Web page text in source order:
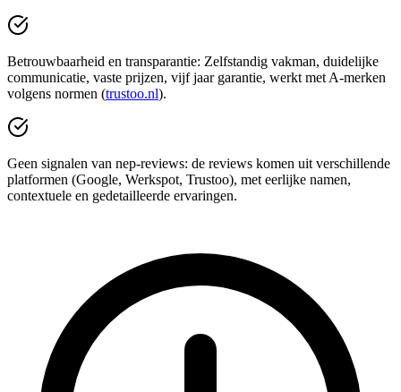
Betrouwbaarheid en transparantie: Zelfstandig vakman, duidelijke
communicatie, vaste prijzen, vijf jaar garantie, werkt met A‑merken
volgens normen (trustoo.nl).
Geen signalen van nep‑reviews: de reviews komen uit verschillende
platformen (Google, Werkspot, Trustoo), met eerlijke namen,
contextuele en gedetailleerde ervaringen.